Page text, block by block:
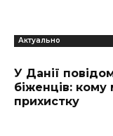
Актуально
У Данії
біженців:
прихистку